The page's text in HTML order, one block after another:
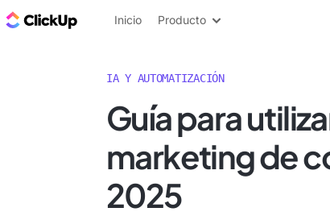
ClickUp Blog
Inicio Producto
IA Y AUTOMATIZACIÓN
Guía para
marketing de
2025